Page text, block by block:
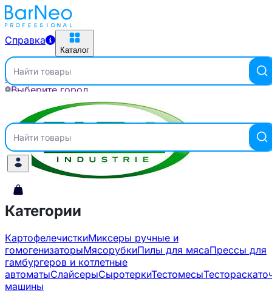
Справка
Каталог
Найти товары
Выберите город
Справка
Найти товары
Главная Бренды
Категории
КартофелечисткиМиксеры ручные и
гомогенизаторыМясорубкиПилы для мясаПрессы для
гамбургеров и котлетные
автоматыСлайсерыСыротеркиТестомесы
машины